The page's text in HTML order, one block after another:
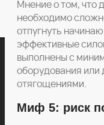
Мнение о том, что
необходимо
отпугнуть
эффективные
выполнены с
оборудования
отягощениями.
Миф 5: риск